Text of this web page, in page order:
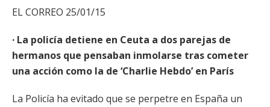
EL CORREO 25/01/15
· La policía detiene en Ceuta a dos parejas de
hermanos que pensaban inmolarse tras cometer
una acción como la de ‘Charlie Hebdo’ en París
La Policía ha evitado que se perpetre en España un